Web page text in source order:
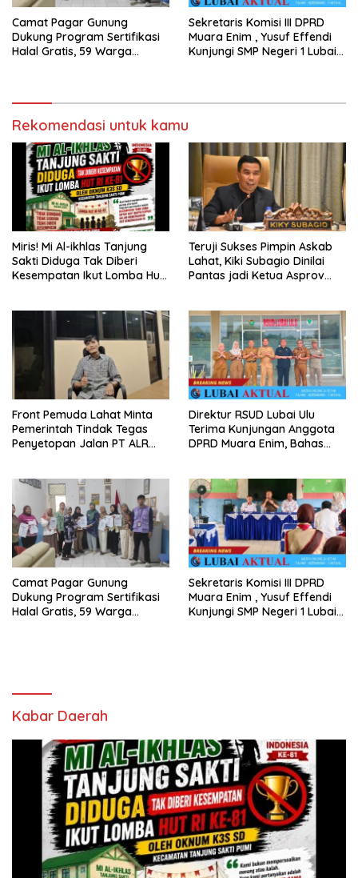
Camat Pagar Gunung
Dukung Program Sertifikasi
Halal Gratis, 59 Warga
Sekretaris Komisi III DPRD
Muara Enim , Yusuf Effendi
Kunjungi SMP Negeri 1 Lubai
Rekomendasi untuk kamu
Miris! Mi Al-ikhlas Tanjung
Sakti Diduga Tak Diberi
Kesempatan Ikut Lomba Hut
Teruji Sukses Pimpin Askab
Lahat, Kiki Subagio Dinilai
Pantas jadi Ketua Asprov
Front Pemuda Lahat Minta
Pemerintah Tindak Tegas
Penyetopan Jalan PT ALR
Direktur RSUD Lubai Ulu
Terima Kunjungan Anggota
DPRD Muara Enim, Bahas
Camat Pagar Gunung
Dukung Program Sertifikasi
Halal Gratis, 59 Warga
Sekretaris Komisi III DPRD
Muara Enim , Yusuf Effendi
Kunjungi SMP Negeri 1 Lubai
Kabar Daerah